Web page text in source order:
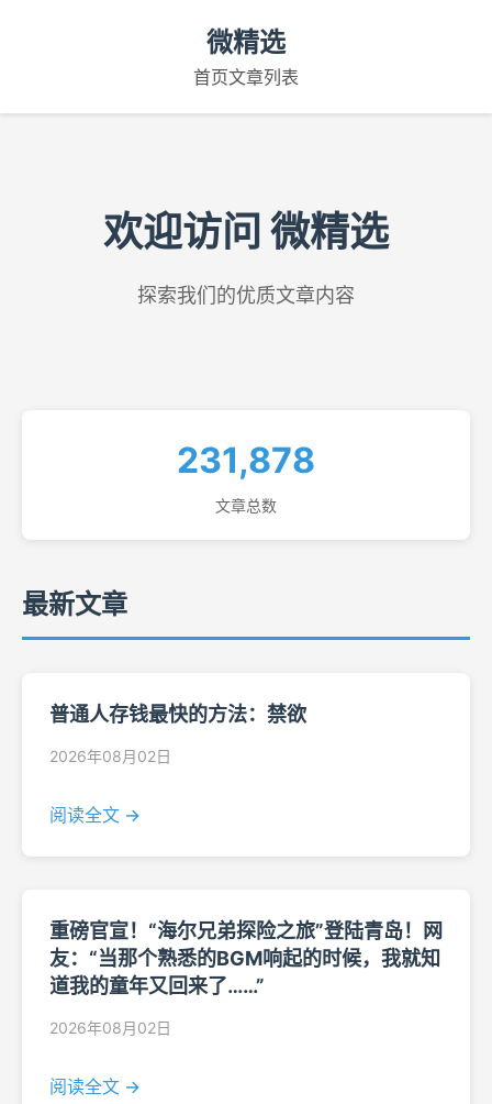
微精选
首页文章列表
欢迎访问 微精选
探索我们的优质文章内容
231,878
文章总数
最新文章
普通人存钱最快的方法：禁欲
2026年08月02日
阅读全文 →
重磅官宣！“海尔兄弟探险之旅”登陆青岛！网
友：“当那个熟悉的BGM响起的时候，我就知
道我的童年又回来了……”
2026年08月02日
阅读全文 →